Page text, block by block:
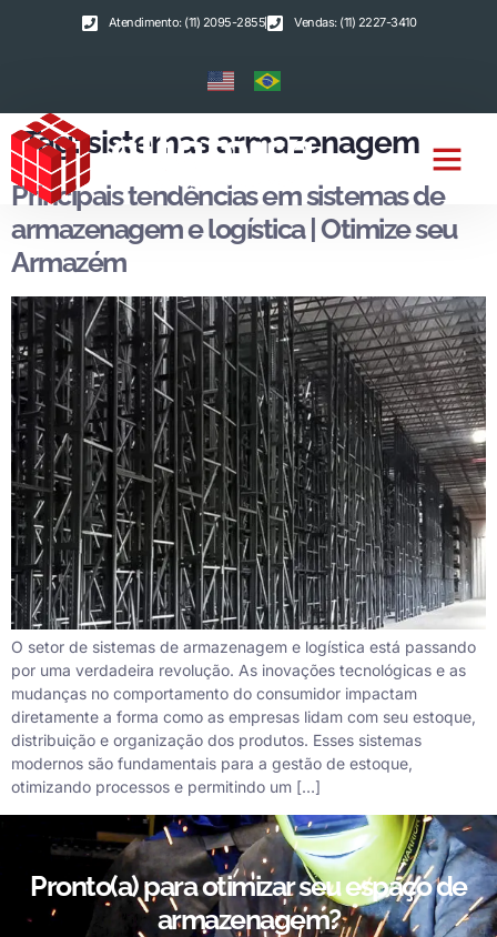
Atendimento: (11) 2095-2855 Vendas: (11) 2227-3410
Tag:sistemas armazenagem
Principais tendências em sistemas de
armazenagem e logística | Otimize seu
Armazém
O setor de sistemas de armazenagem e logística está passando
por uma verdadeira revolução. As inovações tecnológicas e as
mudanças no comportamento do consumidor impactam
diretamente a forma como as empresas lidam com seu estoque,
distribuição e organização dos produtos. Esses sistemas
modernos são fundamentais para a gestão de estoque,
otimizando processos e permitindo um […]
Pronto(a) para otimizar seu espaço de
armazenagem?